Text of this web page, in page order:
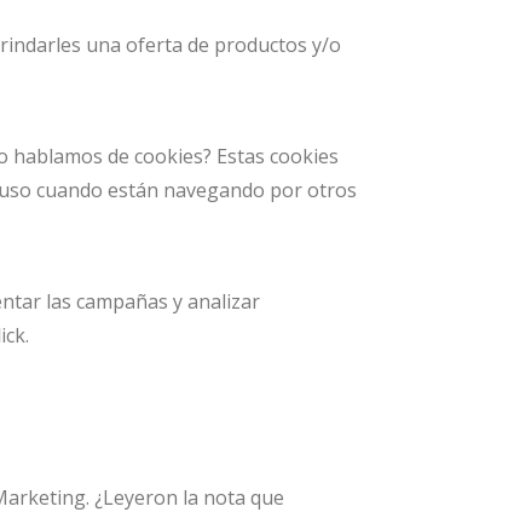
una oferta de productos y/o
hablamos de cookies? Estas cookies
cuando están navegando por otros
las campañas y analizar
¿Leyeron la nota que